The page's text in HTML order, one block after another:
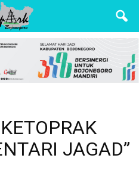
JAGAD”